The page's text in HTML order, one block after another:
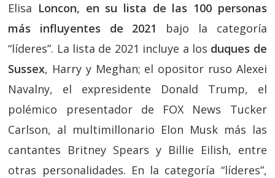
Elisa Loncon, en su lista de las 100 personas
más influyentes de 2021
bajo la categoría
“líderes”. La lista de 2021 incluye a los duques de
Sussex, Harry y Meghan; el opositor ruso Alexei
Navalny, el expresidente Donald Trump, el
polémico presentador de FOX News Tucker
Carlson, al multimillonario Elon Musk más las
cantantes Britney Spears y Billie Eilish, entre
otras personalidades. En la categoría “líderes”,